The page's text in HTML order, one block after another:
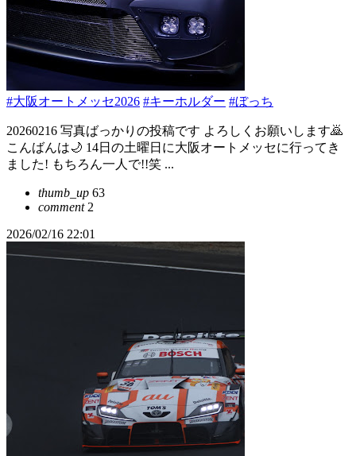
#大阪オートメッセ2026 #キーホルダー #ぼっち
20260216 写真ばっかりの投稿です よろしくお願いします🙇
こんばんは🌙 14日の土曜日に大阪オートメッセに行ってき
ました! もちろん一人で!!笑 ...
thumb_up 63
comment2
2026/02/16 22:01